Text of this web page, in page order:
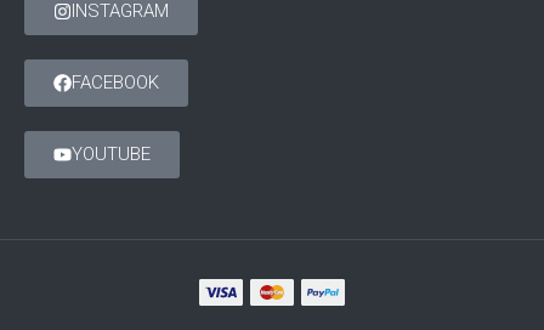
INSTAGRAM
FACEBOOK
YOUTUBE